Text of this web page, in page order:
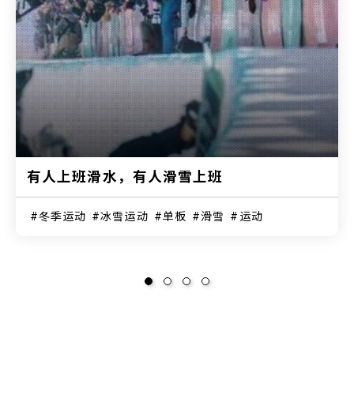
有人上班滑水，有人滑雪上班
冬季运动 冰雪运动 单板 滑雪 运动